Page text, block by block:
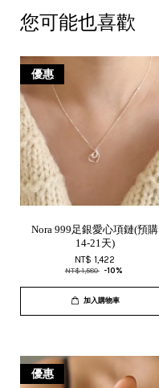
您可能也喜歡
優惠
Nora 999足銀愛心項鏈(預購
14-21天)
NT$ 1,422
NT$ 1,580 -10%
加入購物車
優惠